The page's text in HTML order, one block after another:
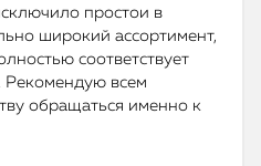
простои в
широкий ассортимент,
соответствует
Рекомендую всем
обращаться именно к